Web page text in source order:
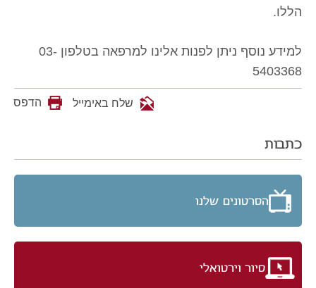
כתבות
הסרטונים שלנו
סיור וירטואלי
הללו.
למידע נוסף ניתן לפנות אלינו למרפאה בטלפון 03-
5403368
שלח באימייל הדפס